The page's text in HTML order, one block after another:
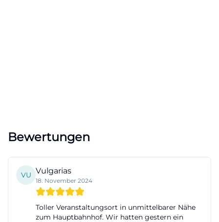
Bewertungen
VU Vulgarias
18. November 2024
Toller Veranstaltungsort in unmittelbarer Nähe
zum Hauptbahnhof. Wir hatten gestern ein